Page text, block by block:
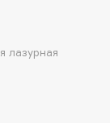
лазурная